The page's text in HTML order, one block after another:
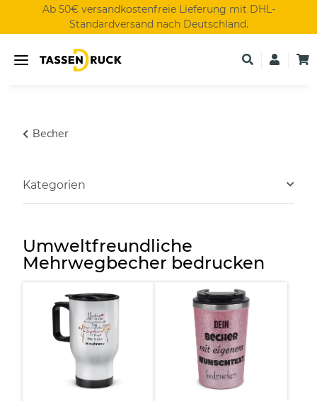
Ab 50€ versandkostenfreie Lieferung mit DHL-
Standardversand nach Deutschland.
Becher
Umweltfreundliche
Mehrwegbecher bedrucken
Kategorien